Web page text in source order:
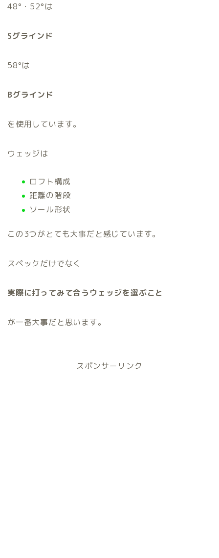
48°・52°は
Sグラインド
58°は
Bグラインド
を使用しています。
ウェッジは
ロフト構成
距離の階段
ソール形状
この3つがとても大事だと感じています。
スペックだけでなく
実際に打ってみて合うウェッジを選ぶこと
が一番大事だと思います。
スポンサーリンク